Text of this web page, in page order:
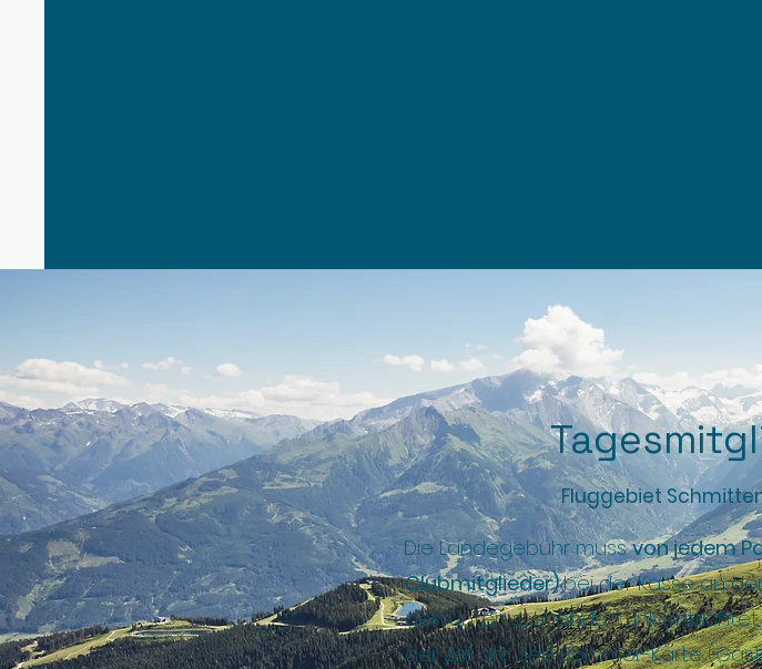
Fluggebiet
Die Landegebühr mussvon jedem
Clubmitglieder)bei der Kasse an
den unten stehenden Link
der Zell am See Sommer-Karte